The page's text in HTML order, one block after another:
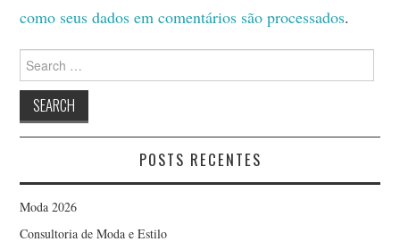
como seus dados em comentários são processados.
Search
for:
POSTS RECENTES
Moda 2026
Consultoria de Moda e Estilo